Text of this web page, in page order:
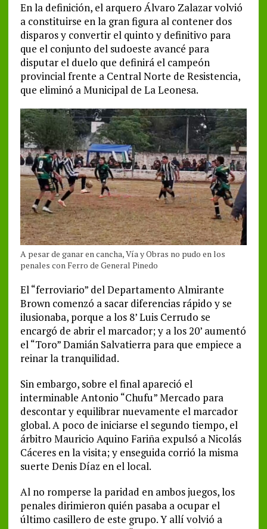
En la definición, el arquero Álvaro Zalazar volvió
a constituirse en la gran figura al contener dos
disparos y convertir el quinto y definitivo para
que el conjunto del sudoeste avancé para
disputar el duelo que definirá el campeón
provincial frente a Central Norte de Resistencia,
que eliminó a Municipal de La Leonesa.
A pesar de ganar en cancha, Vía y Obras no pudo en los
penales con Ferro de General Pinedo
El “ferroviario” del Departamento Almirante
Brown comenzó a sacar diferencias rápido y se
ilusionaba, porque a los 8’ Luis Cerrudo se
encargó de abrir el marcador; y a los 20’ aumentó
el “Toro” Damián Salvatierra para que empiece a
reinar la tranquilidad.
Sin embargo, sobre el final apareció el
interminable Antonio “Chufu” Mercado para
descontar y equilibrar nuevamente el marcador
global. A poco de iniciarse el segundo tiempo, el
árbitro Mauricio Aquino Fariña expulsó a Nicolás
Cáceres en la visita; y enseguida corrió la misma
suerte Denis Díaz en el local.
Al no romperse la paridad en ambos juegos, los
penales dirimieron quién pasaba a ocupar el
último casillero de este grupo. Y allí volvió a